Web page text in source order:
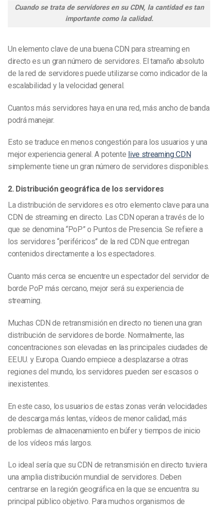
Cuando se trata de servidores en su CDN, la cantidad es tan
importante como la calidad.
Un elemento clave de una buena CDN para streaming en
directo es un gran número de servidores. El tamaño absoluto
de la red de servidores puede utilizarse como indicador de la
escalabilidad y la velocidad general.
Cuantos más servidores haya en una red, más ancho de banda
podrá manejar.
Esto se traduce en menos congestión para los usuarios y una
mejor experiencia general. A potente live streaming CDN
simplemente tiene un gran número de servidores disponibles.
2. Distribución geográfica de los servidores
La distribución de servidores es otro elemento clave para una
CDN de streaming en directo. Las CDN operan a través de lo
que se denomina “PoP” o Puntos de Presencia. Se refiere a
los servidores “periféricos” de la red CDN que entregan
contenidos directamente a los espectadores.
Cuanto más cerca se encuentre un espectador del servidor de
borde PoP más cercano, mejor será su experiencia de
streaming.
Muchas CDN de retransmisión en directo no tienen una gran
distribución de servidores de borde. Normalmente, las
concentraciones son elevadas en las principales ciudades de
EE.UU. y Europa. Cuando empiece a desplazarse a otras
regiones del mundo, los servidores pueden ser escasos o
inexistentes.
En este caso, los usuarios de estas zonas verán velocidades
de descarga más lentas, vídeos de menor calidad, más
problemas de almacenamiento en búfer y tiempos de inicio
de los vídeos más largos.
Lo ideal sería que su CDN de retransmisión en directo tuviera
una amplia distribución mundial de servidores. Deben
centrarse en la región geográfica en la que se encuentra su
principal público objetivo. Para muchos organismos de